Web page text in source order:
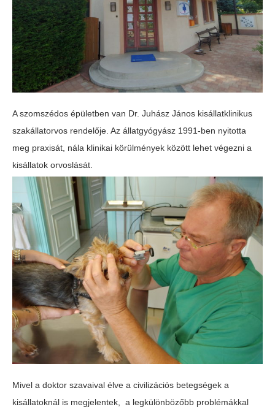
A szomszédos épületben van Dr. Juhász János kisállatklinikus
szakállatorvos rendelője. Az állatgyógyász 1991-ben nyitotta
meg praxisát, nála klinikai körülmények között lehet végezni a
kisállatok orvoslását.
Mivel a doktor szavaival élve a civilizációs betegségek a
kisállatoknál is megjelentek, a legkülönbözőbb problémákkal